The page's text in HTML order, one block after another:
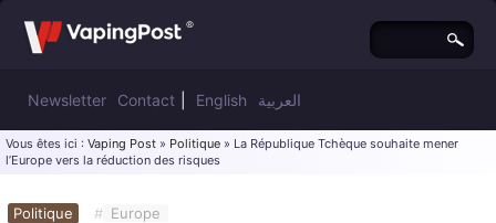
Newsletter Contact English العربية
Vous êtes ici : Vaping Post » Politique » La République Tchèque souhaite mener
l’Europe vers la réduction des risques
Politique # Europe